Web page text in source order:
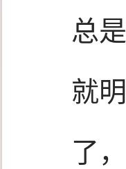
总
就
了